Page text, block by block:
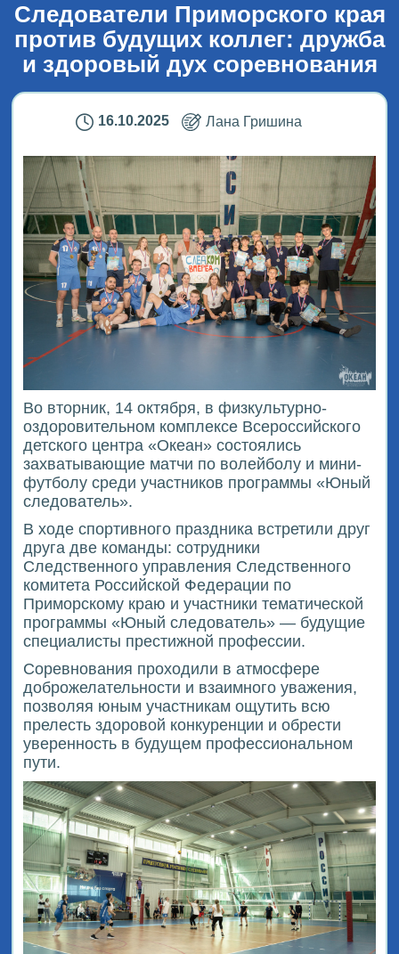
Следователи Приморского края
против будущих коллег: дружба
и здоровый дух соревнования
16.10.2025 Лана Гришина
Во вторник, 14 октября, в физкультурно-
оздоровительном комплексе Всероссийского
детского центра «Океан» состоялись
захватывающие матчи по волейболу и мини-
футболу среди участников программы «Юный
следователь».
В ходе спортивного праздника встретили друг
друга две команды: сотрудники
Следственного управления Следственного
комитета Российской Федерации по
Приморскому краю и участники тематической
программы «Юный следователь» — будущие
специалисты престижной профессии.
Соревнования проходили в атмосфере
доброжелательности и взаимного уважения,
позволяя юным участникам ощутить всю
прелесть здоровой конкуренции и обрести
уверенность в будущем профессиональном
пути.